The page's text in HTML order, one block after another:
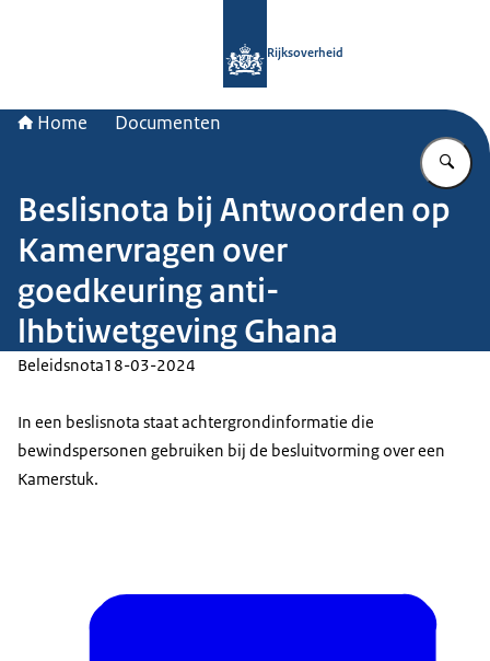
Rijksoverheid
Home Documenten
Beslisnota bij Antwoorden op
Kamervragen over
goedkeuring anti-
lhbtiwetgeving Ghana
Beleidsnota18-03-2024
In een beslisnota staat achtergrondinformatie die
bewindspersonen gebruiken bij de besluitvorming over een
Kamerstuk.